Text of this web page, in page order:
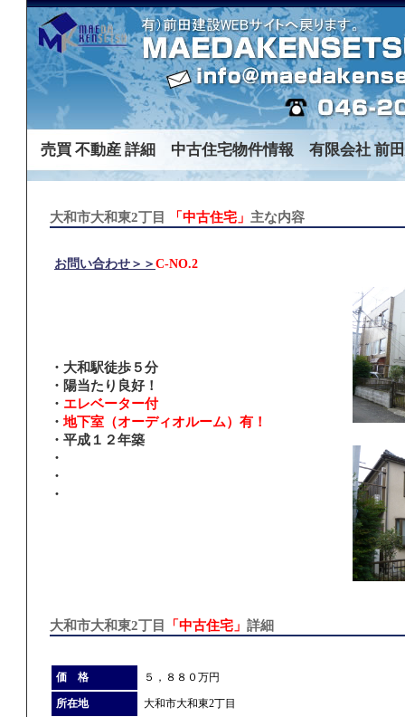
売買 不動産 詳細 中古住宅物件情報 有限会社 前
大和市大和東2丁目 「中古住宅」 主な内容
お問い合わせ＞＞ C-NO.2
・大和駅徒歩５分
・陽当たり良好！
・ エレベーター付
・地下室（オーディオルーム）有！
・平成１２年築
・
・
・
大和市大和東2丁目 「中古住宅」 詳細
価 格 ５，８８０万円
所在地 大和市大和東2丁目